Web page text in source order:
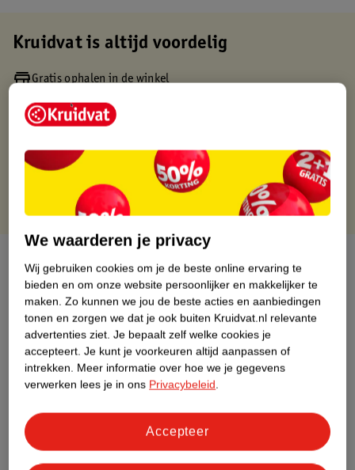
Kruidvat is altijd voordelig
Gratis ophalen in de winkel
Gratis thuisbezorgd vanaf 50.00
Gratis punten met je Kruidvat kaart
Over dit product
Productinformatie
Etiketinformatie
Nature Impact Score
Dit product heeft (nog) geen Nature
Impact Score.
We waarderen je privacy
Wij gebruiken cookies om je de beste online ervaring te
bieden en om onze website persoonlijker en makkelijker te
maken. Zo kunnen we jou de beste acties en aanbiedingen
tonen en zorgen we dat je ook buiten Kruidvat.nl relevante
advertenties ziet. Je bepaalt zelf welke cookies je
accepteert. Je kunt je voorkeuren altijd aanpassen of
intrekken. Meer informatie over hoe we je gegevens
verwerken lees je in ons Privacybeleid.
Accepteer